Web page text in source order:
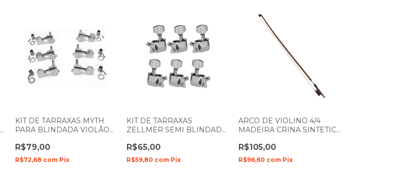
KIT DE TARRAXAS MYTH
PARA BLINDADA VIOLÃO
563 COM 6 UNIDADES
R$79,00
R$72,68 com Pix
KIT DE TARRAXAS
ZELLMER SEMI BLINDADA
UNIDADES 1226
R$65,00
R$59,80 com Pix
ARCO DE VIOLINO 4/4
MADEIRA CRINA SINTETICA
R$105,00
R$96,60 com Pix